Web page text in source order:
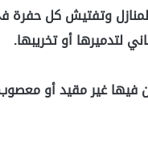
على تفتيش المنازل
لتدميرها أو تخريبها.
غير مقيد أو معصوب